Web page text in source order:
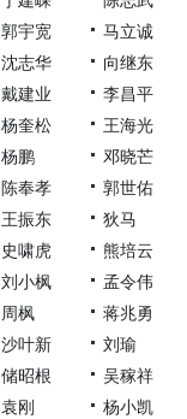
郭宇宽
马立诚
沈志华
向继东
戴建业
李昌平
杨奎松
王海光
杨鹏
邓晓芒
陈奉孝
郭世佑
王振东
狄马
史啸虎
熊培云
刘小枫
孟令伟
周枫
蒋兆勇
沙叶新
刘瑜
储昭根
吴稼祥
袁刚
杨小凯